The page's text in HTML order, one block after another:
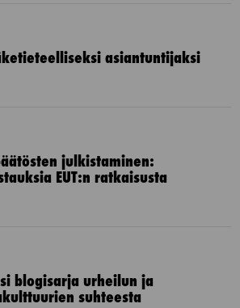
asiantuntijaksi
julkistaminen:
EUT:n ratkaisusta
blogisarja urheilun ja
suhteesta